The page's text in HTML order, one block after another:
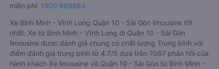
miễn phí: 1900 888684.
Xe Bình Minh - Vĩnh Long Quận 10 - Sài Gòn limousine tốt
nhất: Xe từ Bình Minh - Vĩnh Long đi Quận 10 - Sài Gòn
limousine được đánh giá chung có chất lượng Trung bình với
điểm đánh giá trung bình từ 4.7/5 dựa trên 7067 phản hồi của
hành khách Xe limousine về Quận 10 - Sài Gòn từ Bình Minh -